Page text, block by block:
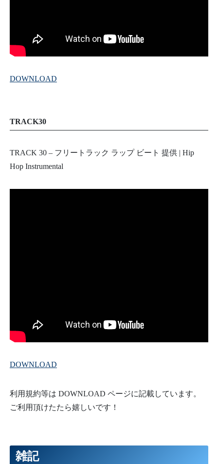
DOWNLOAD
TRACK30
TRACK 30 – フリートラック ラップ ビート 提供 | Hip
Hop Instrumental
DOWNLOAD
利用規約等は DOWNLOAD ページに記載しています。
ご利用頂けたたら嬉しいです！
雑記